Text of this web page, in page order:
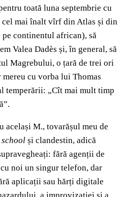
toată luna septembrie cu
cel mai înalt vîrf din Atlas și din
continentul african), să
Valea Dadès și, în general, să
Magrebului, o țară de trei ori
cu vorba lui Thomas
temperării: „Cît mai mult timp
același M., tovarășul meu de
și clandestin, adică
fără agenții de
noi un singur telefon, dar
aplicații sau hărți digitale